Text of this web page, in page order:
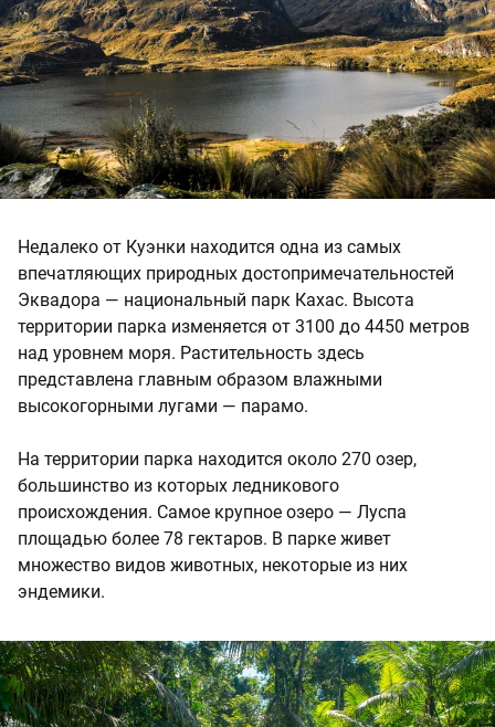
Недалеко от Куэнки находится одна из самых
впечатляющих природных достопримечательностей
Эквадора — национальный парк Кахас. Высота
территории парка изменяется от 3100 до 4450 метров
над уровнем моря. Растительность здесь
представлена главным образом влажными
высокогорными лугами — парамо.
На территории парка находится около 270 озер,
большинство из которых ледникового
происхождения. Самое крупное озеро — Луспа
площадью более 78 гектаров. В парке живет
множество видов животных, некоторые из них
эндемики.